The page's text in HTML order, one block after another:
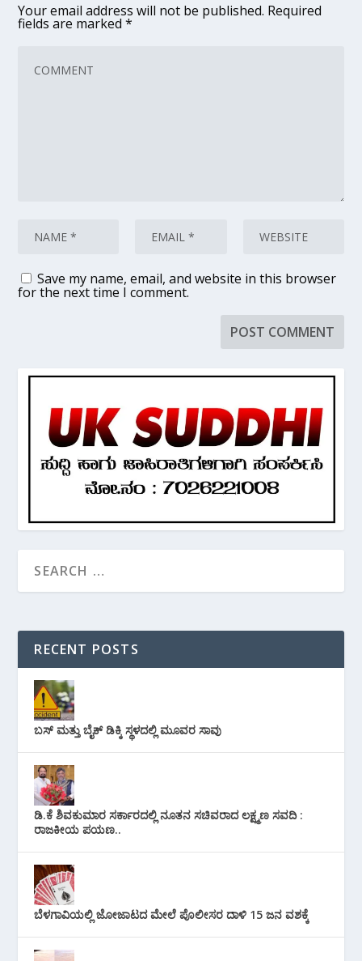
Your email address will not be published. Required
fields are marked*
Save my name, email, and website in this browser
for the next time I comment.
RECENT POSTS
ಬಸ್ ಮತ್ತು ಬೈಕ್ ಡಿಕ್ಕಿ ಸ್ಥಳದಲ್ಲಿ ಮೂವರ ಸಾವು
ಡಿ.ಕೆ ಶಿವಕುಮಾರ ಸರ್ಕಾರದಲ್ಲಿ ನೂತನ ಸಚಿವರಾದ ಲಕ್ಷ್ಮಣ ಸವದಿ :
ರಾಜಕೀಯ ಪಯಣ..
ಬೆಳಗಾವಿಯಲ್ಲಿ ಜೋಜಾಟದ ಮೇಲೆ ಪೊಲೀಸರ ದಾಳಿ 15 ಜನ ವಶಕ್ಕೆ